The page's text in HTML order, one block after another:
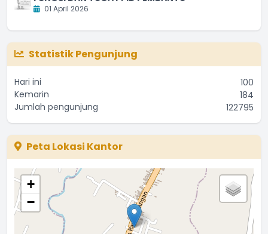
01 April 2026
Statistik Pengunjung
Hari ini
100
Kemarin
184
Jumlah pengunjung
122795
Peta Lokasi Kantor
+
−